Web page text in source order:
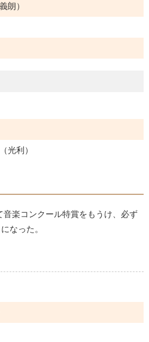
朗）
光利）
楽コンクール特賞をもうけ、必ず
なった。